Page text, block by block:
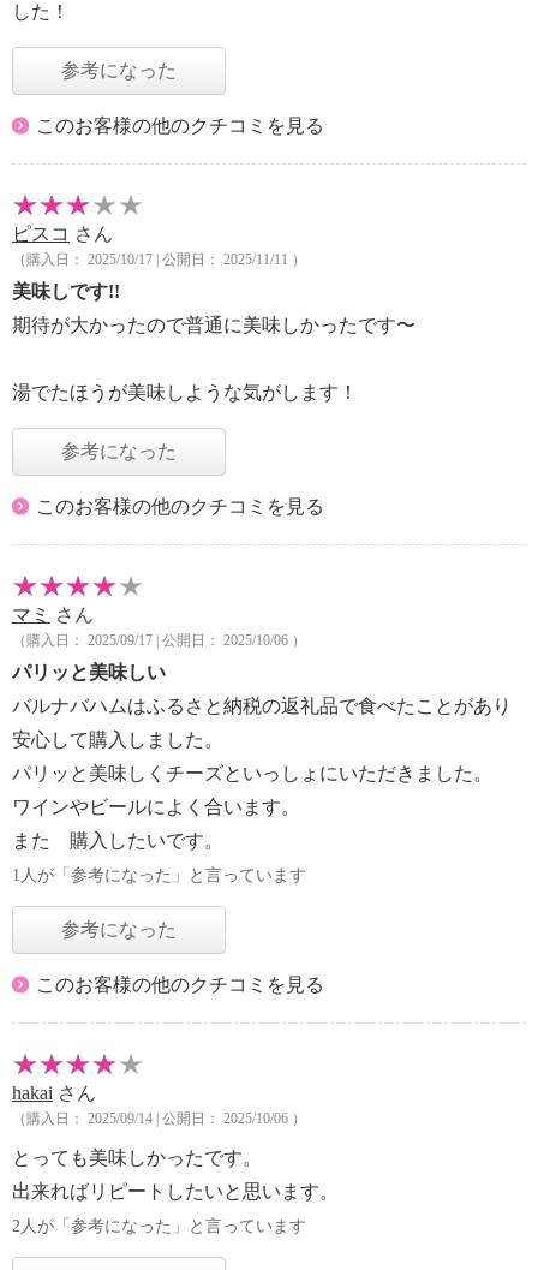
した！
参考になった
このお客様の他のクチコミを見る
ピスコ さん
（購入日： 2025/10/17 | 公開日： 2025/11/11 ）
美味しです!!
期待が大かったので普通に美味しかったです〜
湯でたほうが美味しような気がします！
参考になった
このお客様の他のクチコミを見る
マミ さん
（購入日： 2025/09/17 | 公開日： 2025/10/06 ）
パリッと美味しい
バルナバハムはふるさと納税の返礼品で食べたことがあり
安心して購入しました。
パリッと美味しくチーズといっしょにいただきました。
ワインやビールによく合います。
また 購入したいです。
1人が「参考になった」と言っています
参考になった
このお客様の他のクチコミを見る
hakai さん
（購入日： 2025/09/14 | 公開日： 2025/10/06 ）
とっても美味しかったです。
出来ればリピートしたいと思います。
2人が「参考になった」と言っています